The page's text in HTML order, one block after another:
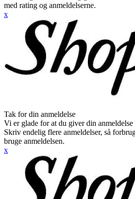
med rating og anmeldelserne.
x
Tak for din anmeldelse
Vi er glade for at du giver din
Skriv endelig flere anmeldelser, så
bruge anmeldelsen.
x